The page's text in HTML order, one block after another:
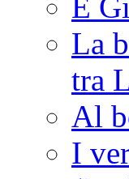
La
tra
Al
I